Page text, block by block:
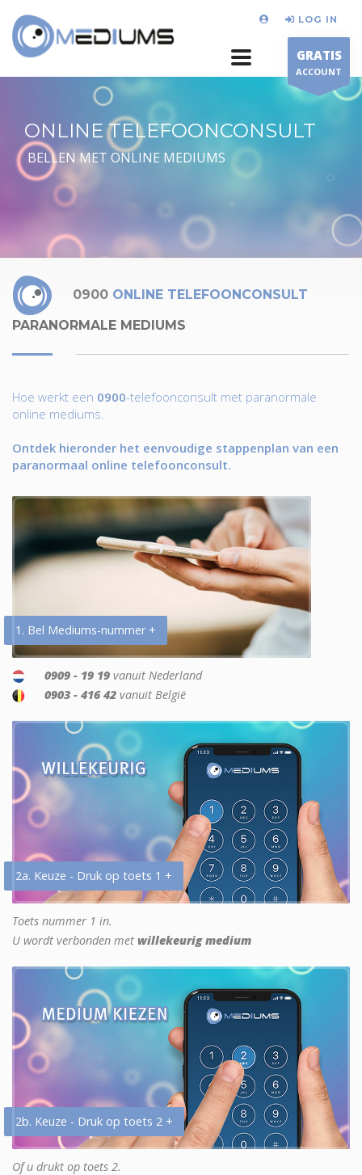
LOG IN
GRATIS
ACCOUNT
ONLINE TELEFOONCONSULT
BELLEN MET ONLINE MEDIUMS
0900 ONLINE TELEFOONCONSULT
PARANORMALE MEDIUMS
Hoe werkt een 0900-telefoonconsult met paranormale
online mediums.
Ontdek hieronder het eenvoudige stappenplan van een
paranormaal online telefoonconsult.
1. Bel Mediums-nummer +
0909 - 19 19 vanuit Nederland
0903 - 416 42 vanuit België
2a. Keuze - Druk op toets 1 +
Toets nummer 1 in.
U wordt verbonden met willekeurig medium
2b. Keuze - Druk op toets 2 +
Of u drukt op toets 2.